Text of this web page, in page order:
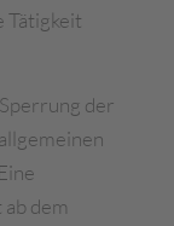
Tätigkeit
der
dem